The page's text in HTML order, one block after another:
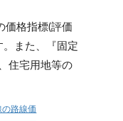
価格指標(評価
。また、『固定
住宅用地等の
路線価